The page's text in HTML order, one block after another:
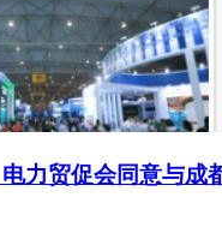
力贸促会同意与成